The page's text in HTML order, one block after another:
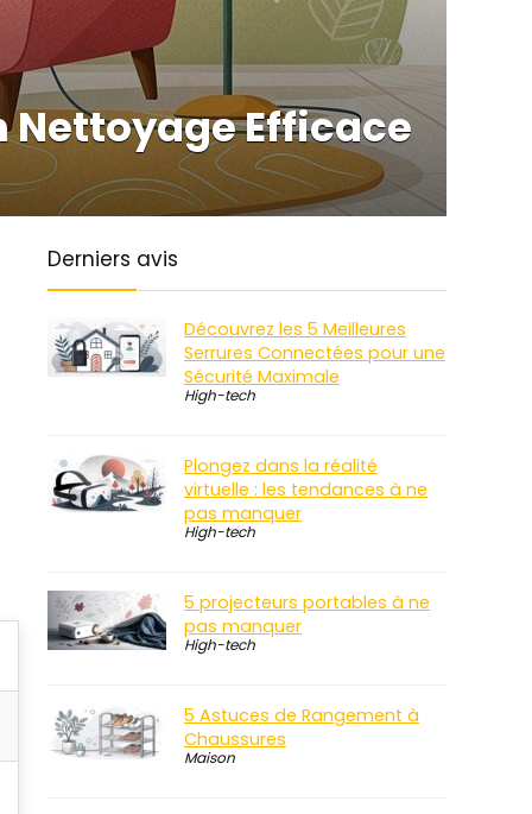
Efficace
Derniers avis
Découvrez les 5 Meilleures
Serrures Connectées pour une
Sécurité Maximale
High-tech
Plongez dans la réalité
virtuelle : les tendances à ne
pas manquer
High-tech
5 projecteurs portables à ne
pas manquer
High-tech
5 Astuces de Rangement à
Chaussures
Maison